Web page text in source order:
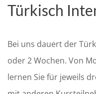
Türkisch
Bei uns dauert der
oder 2 Wochen. Von
lernen Sie für jeweils